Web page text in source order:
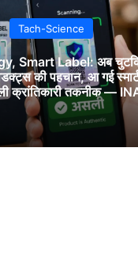
Tach-Science
Smart Label: अब
की पहचान, आ गई
क्रांतिकारी तकनीक —